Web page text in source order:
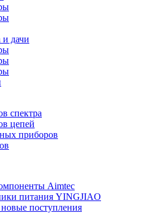
спектра
цепей
приборов
Aimtec
питания YINGJIAO
поступления